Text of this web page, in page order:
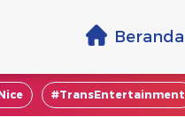
Beranda
#TransEntertainment